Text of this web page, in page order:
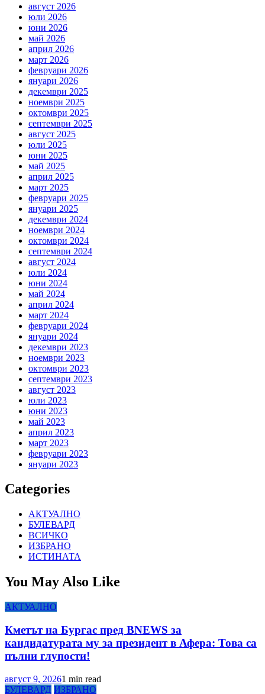
август 2026
юли 2026
юни 2026
май 2026
април 2026
март 2026
февруари 2026
януари 2026
декември 2025
ноември 2025
октомври 2025
септември 2025
август 2025
юли 2025
юни 2025
май 2025
април 2025
март 2025
февруари 2025
януари 2025
декември 2024
ноември 2024
октомври 2024
септември 2024
август 2024
юли 2024
юни 2024
май 2024
април 2024
март 2024
февруари 2024
януари 2024
декември 2023
ноември 2023
октомври 2023
септември 2023
август 2023
юли 2023
юни 2023
май 2023
април 2023
март 2023
февруари 2023
януари 2023
Categories
АКТУАЛНО
БУЛЕВАРД
ВСИЧКО
ИЗБРАНО
ИСТИНАТА
You May Also Like
АКТУАЛНО
Кметът на Бургас пред BNEWS за
кандидатурата му за президент в Афера: Това са
пълни глупости!
август 9, 20261 min read
БУЛЕВАРД ИЗБРАНО